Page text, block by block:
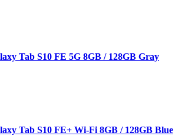
Tab S10 FE 5G 8GB / 128GB Gray
Tab S10 FE+ Wi-Fi 8GB / 128GB Blue